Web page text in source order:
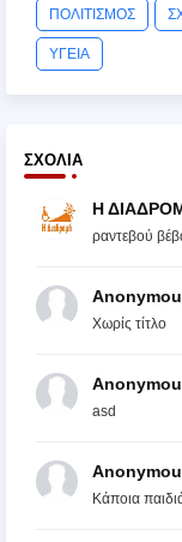
ΠΟΛΙΤΙΣΜΟΣ
ΥΓΕΙΑ
ΣΧΌΛΙΑ
Η
ραντεβού
Χωρίς τίτλο
asd
Κάποια